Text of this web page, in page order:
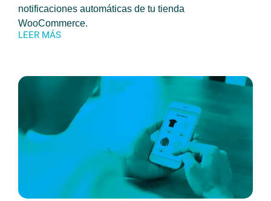
notificaciones automáticas de tu tienda
WooCommerce.
LEER MÁS